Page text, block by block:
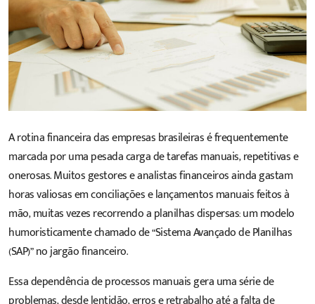
A rotina financeira das empresas brasileiras é frequentemente
marcada por uma pesada carga de tarefas manuais, repetitivas e
onerosas. Muitos gestores e analistas financeiros ainda gastam
horas valiosas em conciliações e lançamentos manuais feitos à
mão, muitas vezes recorrendo a planilhas dispersas: um modelo
humoristicamente chamado de “Sistema Avançado de Planilhas
(SAP)” no jargão financeiro.
Essa dependência de processos manuais gera uma série de